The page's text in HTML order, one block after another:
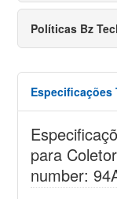
Políticas Bz
Especificações
para
number: